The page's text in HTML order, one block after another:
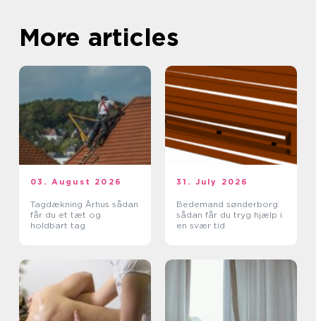
More articles
03. August 2026
Tagdækning Århus sådan
får du et tæt og
holdbart tag
31. July 2026
Bedemand sønderborg
sådan får du tryg hjælp i
en svær tid